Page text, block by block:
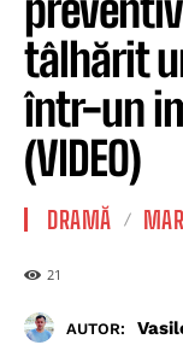
tâlhărit
într-un
(VIDEO)
DRAMĂ
21
AUTOR: